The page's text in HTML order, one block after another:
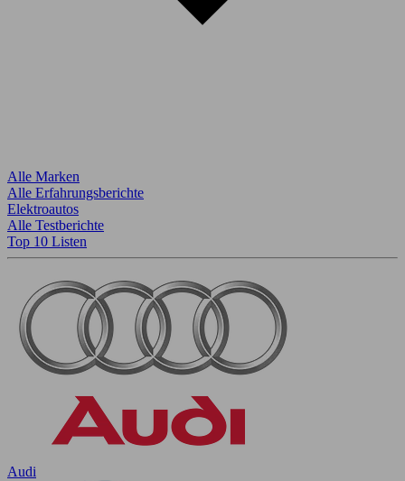
Alle Marken
Alle Erfahrungsberichte
Elektroautos
Alle Testberichte
Top 10 Listen
Audi